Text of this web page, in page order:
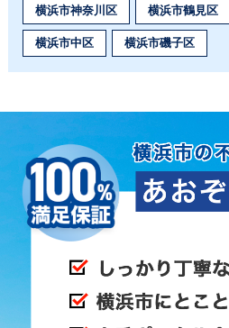
横浜市神奈川区 横浜市鶴見区
横浜市中区 横浜市磯子区